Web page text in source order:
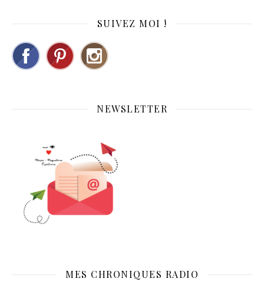
SUIVEZ MOI !
NEWSLETTER
MES CHRONIQUES RADIO